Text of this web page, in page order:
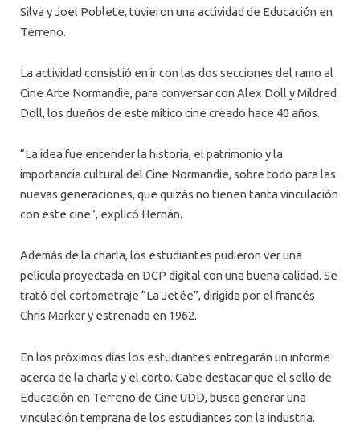
Silva y Joel Poblete, tuvieron una actividad de Educación en
Terreno.
La actividad consistió en ir con las dos secciones del ramo al
Cine Arte Normandie, para conversar con Alex Doll y Mildred
Doll, los dueños de este mítico cine creado hace 40 años.
“La idea fue entender la historia, el patrimonio y la
importancia cultural del Cine Normandie, sobre todo para las
nuevas generaciones, que quizás no tienen tanta vinculación
con este cine”, explicó Hernán.
Además de la charla, los estudiantes pudieron ver una
película proyectada en DCP digital con una buena calidad. Se
trató del cortometraje “La Jetée”, dirigida por el francés
Chris Marker y estrenada en 1962.
En los próximos días los estudiantes entregarán un informe
acerca de la charla y el corto. Cabe destacar que el sello de
Educación en Terreno de Cine UDD, busca generar una
vinculación temprana de los estudiantes con la industria.